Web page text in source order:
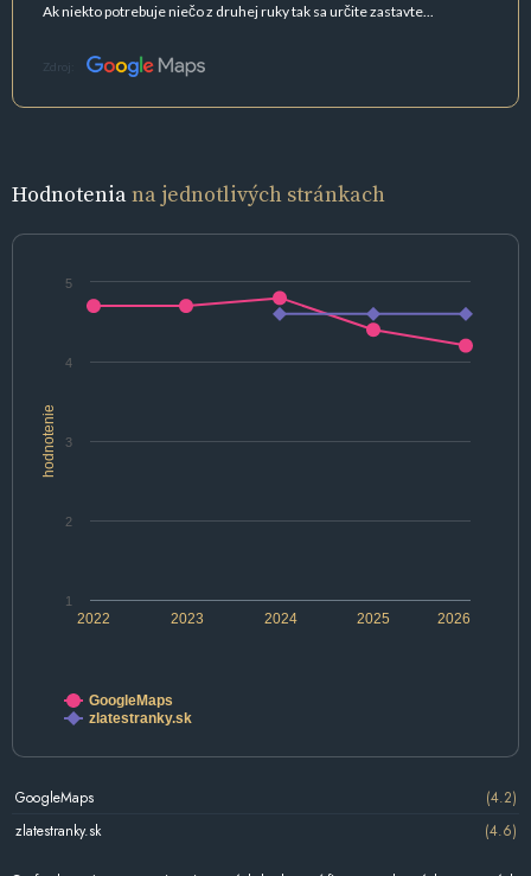
Ak niekto potrebuje niečo z druhej ruky tak sa určite zastavte...
Zdroj:
Hodnoteniana jednotlivých stránkach
hodnotenie
2022 2024 2026
2023 2025
1
2
3
4
5
GoogleMaps
zlatestranky.sk
GoogleMaps
(4.2)
zlatestranky.sk
(4.6)